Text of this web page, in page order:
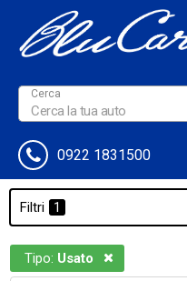
0922 1831500
Filtri
Tipo: Usato